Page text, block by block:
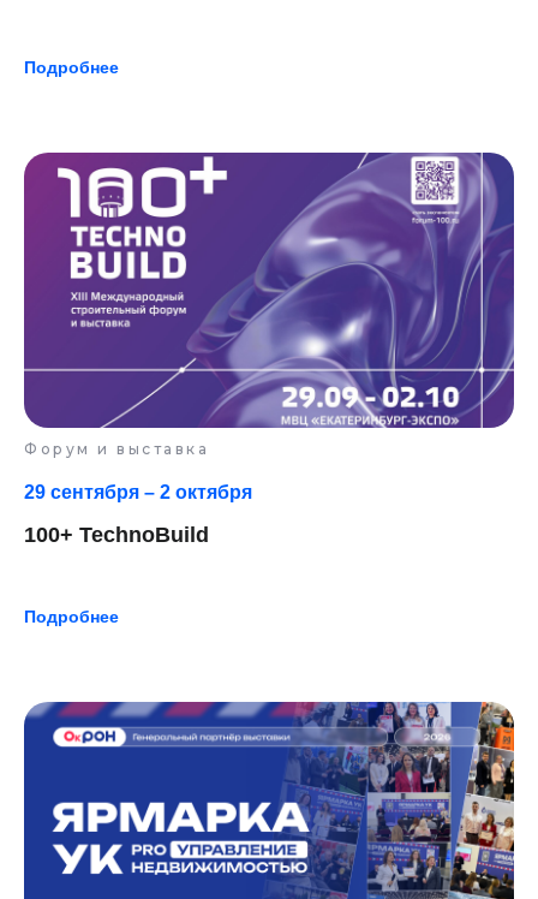
Подробнее
Форум и выставка
29 сентября – 2 октября
100+ TechnoBuild
Подробнее